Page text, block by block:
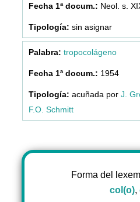
Neol. s.
sin asignar
tropocolágeno
1954
acuñada por J.
F.O. Schmitt
Forma del
col(o),